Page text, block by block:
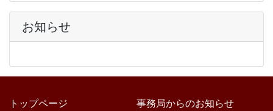
お知らせ
トップページ
事務局からのお知らせ